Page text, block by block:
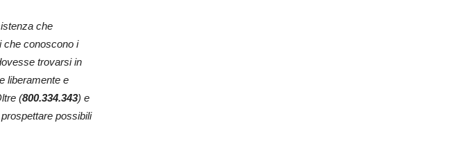
che
che conoscono i
trovarsi in
liberamente e
(800.334.343) e
possibili